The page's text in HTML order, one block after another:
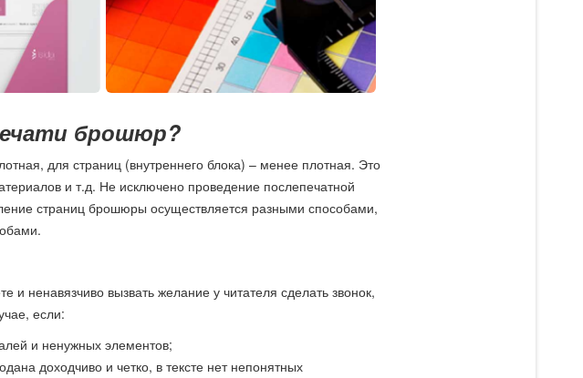
брошюр?
для страниц (внутреннего блока) – менее плотная. Это
и т.д. Не исключено проведение послепечатной
страниц брошюры осуществляется разными способами,
ненавязчиво вызвать желание у читателя сделать звонок,
если:
и ненужных элементов;
доходчиво и четко, в тексте нет непонятных